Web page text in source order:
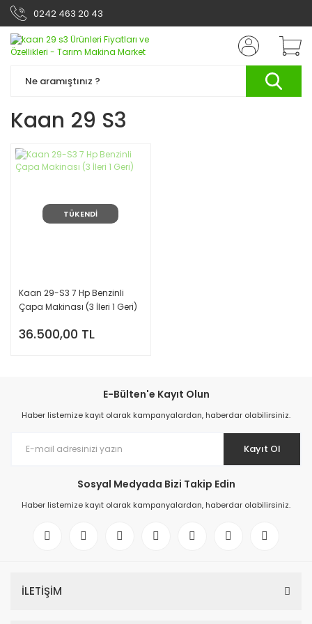
0242 463 20 43
Kaan 29 S3
TÜKENDİ
Kaan 29-S3 7 Hp Benzinli
Çapa Makinası (3 İleri 1 Geri)
36.500,00 TL
E-Bülten'e Kayıt Olun
Haber listemize kayıt olarak kampanyalardan, haberdar olabilirsiniz.
Kayıt Ol
Sosyal Medyada Bizi Takip Edin
Haber listemize kayıt olarak kampanyalardan, haberdar olabilirsiniz.
İLETİŞİM